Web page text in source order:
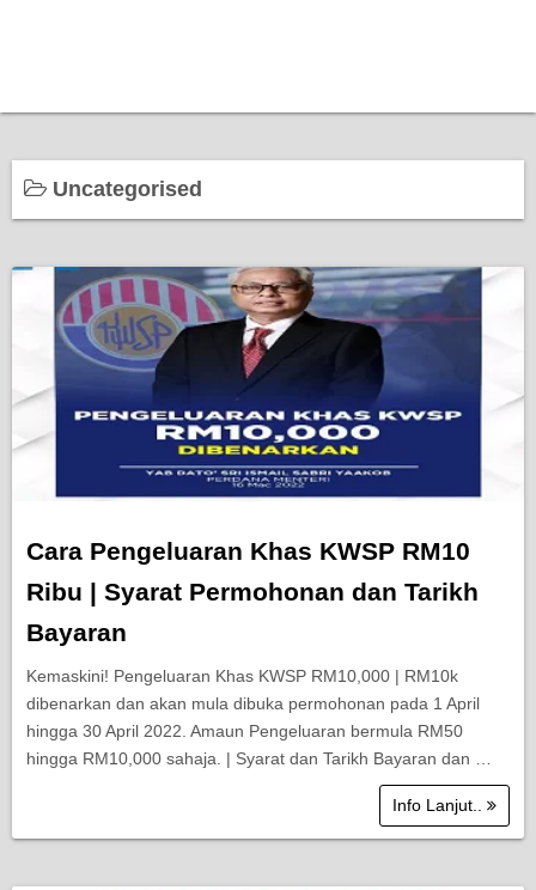
Uncategorised
Cara Pengeluaran Khas KWSP RM10
Ribu | Syarat Permohonan dan Tarikh
Bayaran
Kemaskini! Pengeluaran Khas KWSP RM10,000 | RM10k
dibenarkan dan akan mula dibuka permohonan pada 1 April
hingga 30 April 2022. Amaun Pengeluaran bermula RM50
hingga RM10,000 sahaja. | Syarat dan Tarikh Bayaran dan …
Info Lanjut..